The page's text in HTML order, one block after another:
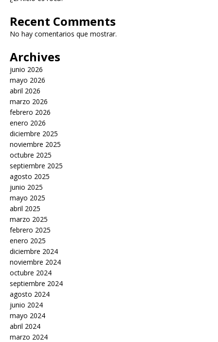
Recent Comments
No hay comentarios que mostrar.
Archives
junio 2026
mayo 2026
abril 2026
marzo 2026
febrero 2026
enero 2026
diciembre 2025
noviembre 2025
octubre 2025
septiembre 2025
agosto 2025
junio 2025
mayo 2025
abril 2025
marzo 2025
febrero 2025
enero 2025
diciembre 2024
noviembre 2024
octubre 2024
septiembre 2024
agosto 2024
junio 2024
mayo 2024
abril 2024
marzo 2024